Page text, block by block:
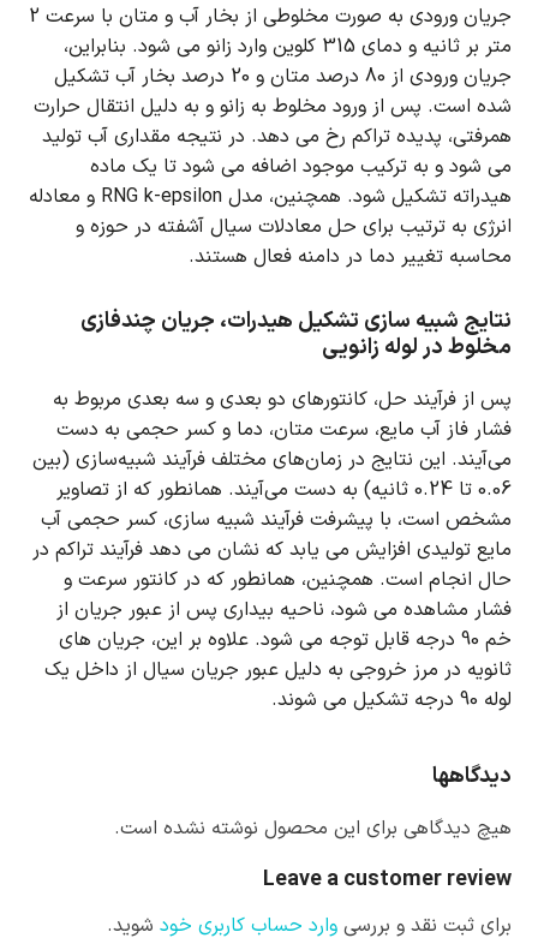
جریان ورودی به صورت مخلوطی از بخار آب و متان با سرعت 2
متر بر ثانیه و دمای 315 کلوین وارد زانو می شود.
بنابراین،
جریان ورودی از 80 درصد متان و 20 درصد بخار آب تشکیل
شده است. پس از ورود مخلوط به زانو و به دلیل انتقال حرارت
همرفتی، پدیده تراکم رخ می دهد. در نتیجه مقداری آب تولید
می شود و به ترکیب موجود اضافه می شود تا یک ماده
هیدراته تشکیل شود.
همچنین، مدل RNG k-epsilon و معادله
انرژی به ترتیب برای حل معادلات سیال آشفته در حوزه و
محاسبه تغییر دما در دامنه فعال هستند.
نتایج شبیه سازی تشکیل هیدرات، جریان چندفازی
مخلوط در لوله زانویی
پس از فرآیند حل، کانتورهای دو بعدی و سه بعدی مربوط به
فشار فاز آب مایع، سرعت متان، دما و کسر حجمی به دست
می‌آیند. این نتایج در زمان‌های مختلف فرآیند شبیه‌سازی (بین
0.06 تا 0.24 ثانیه) به دست می‌آیند.
همانطور که از تصاویر
مشخص است، با پیشرفت فرآیند شبیه سازی، کسر حجمی آب
مایع تولیدی افزایش می یابد که نشان می دهد فرآیند تراکم در
حال انجام است. همچنین، همانطور که در کانتور سرعت و
فشار مشاهده می شود، ناحیه بیداری پس از عبور جریان از
خم 90 درجه قابل توجه می شود.
علاوه بر این، جریان های
ثانویه در مرز خروجی به دلیل عبور جریان سیال از داخل یک
لوله 90 درجه تشکیل می شوند.
دیدگاهها
هیچ دیدگاهی برای این محصول نوشته نشده است.
Leave a customer review
برای ثبت نقد و بررسیوارد حساب کاربری خود شوید.